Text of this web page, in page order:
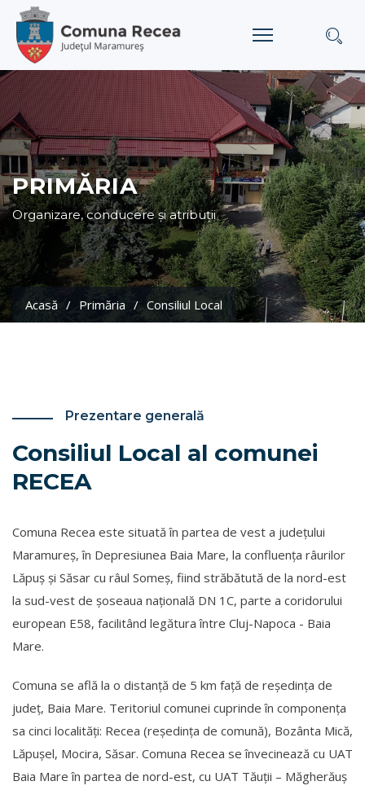
PRIMĂRIA
Organizare, conducere și atribuții
Acasă Primăria Consiliul Local
Prezentare generală
Consiliul Local al comunei
RECEA
Comuna Recea este situată în partea de vest a județului
Maramureș, în Depresiunea Baia Mare, la confluența râurilor
Lăpuș și Săsar cu râul Someș, fiind străbătută de la nord-est
la sud-vest de șoseaua națională DN 1C, parte a coridorului
european E58, facilitând legătura între Cluj-Napoca - Baia
Mare.
Comuna se află la o distanță de 5 km față de reședința de
județ, Baia Mare. Teritoriul comunei cuprinde în componența
sa cinci localități: Recea (reședința de comună), Bozânta Mică,
Lăpușel, Mocira, Săsar. Comuna Recea se învecinează cu UAT
Baia Mare în partea de nord-est, cu UAT Tăuții – Măgherăuș